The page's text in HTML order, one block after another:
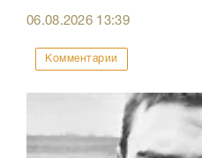
06.08.2026 13:39
Комментарии